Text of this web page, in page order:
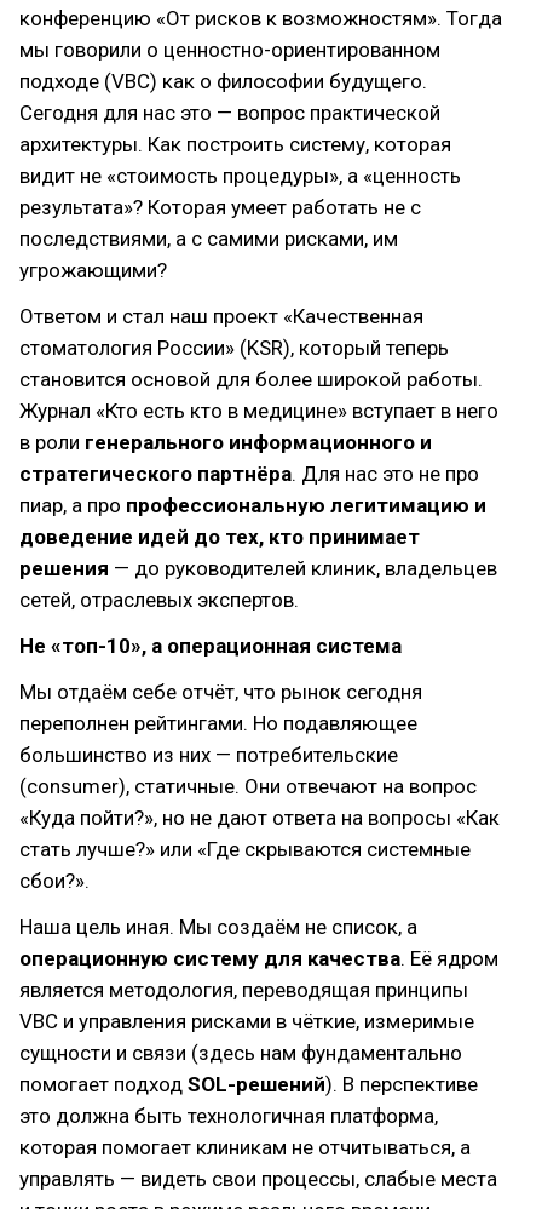
конференцию «От рисков к возможностям». Тогда
мы говорили о ценностно-ориентированном
подходе (VBC) как о философии будущего.
Сегодня для нас это — вопрос практической
архитектуры. Как построить систему, которая
видит не «стоимость процедуры», а «ценность
результата»? Которая умеет работать не с
последствиями, а с самими рисками, им
угрожающими?
Ответом и стал наш проект «Качественная
стоматология России» (KSR), который теперь
становится основой для более широкой работы.
Журнал «Кто есть кто в медицине» вступает в него
в роли генерального информационного и
стратегического партнёра. Для нас это не про
пиар, а про профессиональную легитимацию и
доведение идей до тех, кто принимает
решения — до руководителей клиник, владельцев
сетей, отраслевых экспертов.
Не «топ-10», а операционная система
Мы отдаём себе отчёт, что рынок сегодня
переполнен рейтингами. Но подавляющее
большинство из них — потребительские
(consumer), статичные. Они отвечают на вопрос
«Куда пойти?», но не дают ответа на вопросы «Как
стать лучше?» или «Где скрываются системные
сбои?».
Наша цель иная. Мы создаём не список, а
операционную систему для качества. Её ядром
является методология, переводящая принципы
VBC и управления рисками в чёткие, измеримые
сущности и связи (здесь нам фундаментально
помогает подход SOL-решений). В перспективе
это должна быть технологичная платформа,
которая помогает клиникам не отчитываться, а
управлять — видеть свои процессы, слабые места